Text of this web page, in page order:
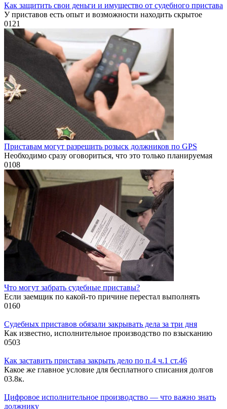
Как защитить свои деньги и имущество от судебного пристава
У приставов есть опыт и возможности находить скрытое
0121
Приставам могут разрешить розыск должников по GPS
Необходимо сразу оговориться, что это только планируемая
0108
Что могут забрать судебные приставы?
Если заемщик по какой-то причине перестал выполнять
0160
Судебных приставов обязали закрывать дела за три дня
Как известно, исполнительное производство по взысканию
0503
Как заставить пристава закрыть дело по п.4 ч.1 ст.46
Какое же главное условие для бесплатного списания долгов
03.8к.
Цифровое исполнительное производство — что важно знать
должнику